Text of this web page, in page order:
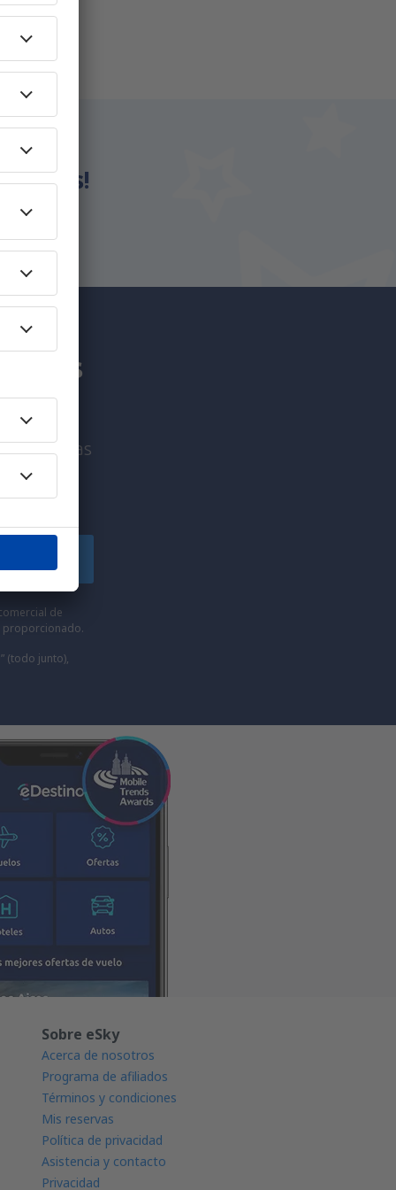
más
únicas
de
proporcionado.
(todo junto),
Sobre eSky
Acerca de nosotros
Programa de afiliados
Términos y condiciones
Mis reservas
Política de privacidad
Asistencia y contacto
Privacidad